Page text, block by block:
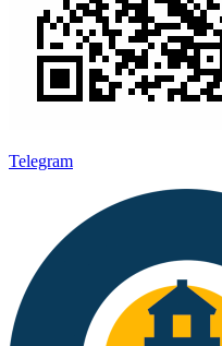
Telegram